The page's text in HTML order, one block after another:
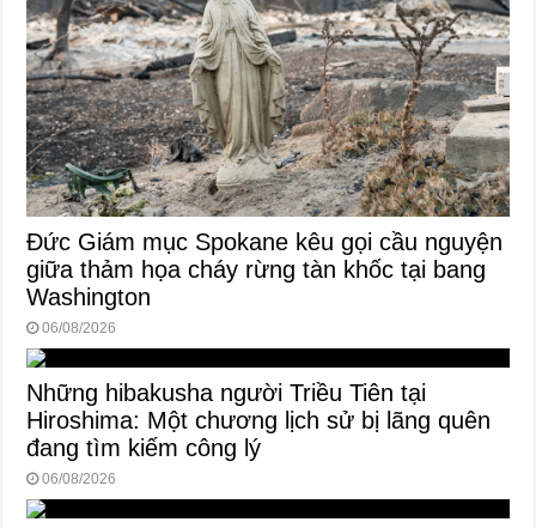
Đức Giám mục Spokane kêu gọi cầu nguyện
giữa thảm họa cháy rừng tàn khốc tại bang
Washington
06/08/2026
Những hibakusha người Triều Tiên tại
Hiroshima: Một chương lịch sử bị lãng quên
đang tìm kiếm công lý
06/08/2026